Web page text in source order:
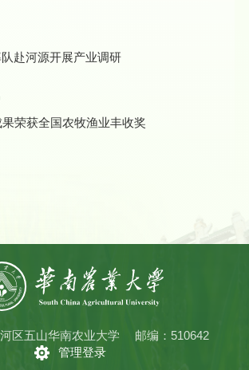
赴河源开展产业调研
荣获全国农牧渔业丰收奖
区五山华南农业大学
邮编：510642
管理登录